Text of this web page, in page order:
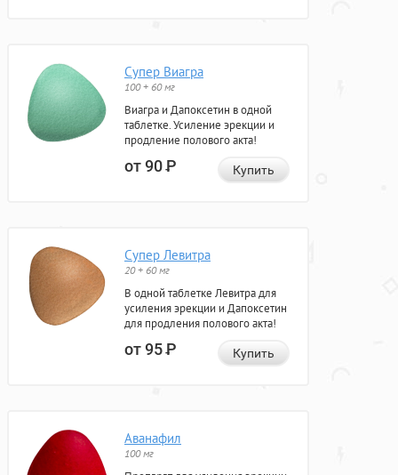
Супер Виагра
100 + 60 мг
Виагра и Дапоксетин в одной
таблетке. Усиление эрекции и
продление полового акта!
от 90Р Купить
Супер Левитра
20 + 60 мг
В одной таблетке Левитра для
усиления эрекции и Дапоксетин
для продления полового акта!
от 95Р Купить
Аванафил
100 мг